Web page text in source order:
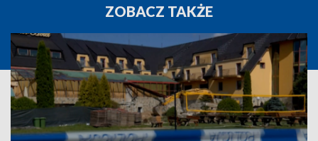
ZOBACZ TAKŻE